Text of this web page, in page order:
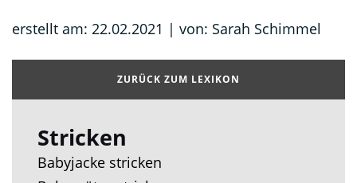
erstellt am: 22.02.2021 | von: Sarah Schimmel
ZURÜCK ZUM LEXIKON
Stricken
Babyjacke stricken